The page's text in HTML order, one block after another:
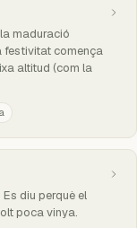
maduració
festivitat comença
altitud (com la
diu perquè el
poca vinya.